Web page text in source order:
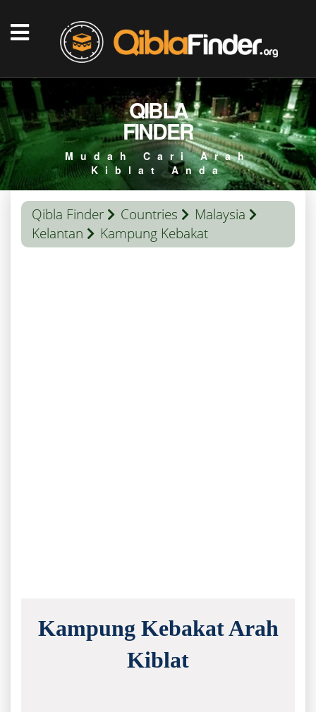
QIBLA
FINDER
Mudah Cari Arah
Kiblat Anda
Qibla Finder Countries
Malaysia
Kelantan
Kampung Kebakat
Kampung Kebakat Arah
Kiblat